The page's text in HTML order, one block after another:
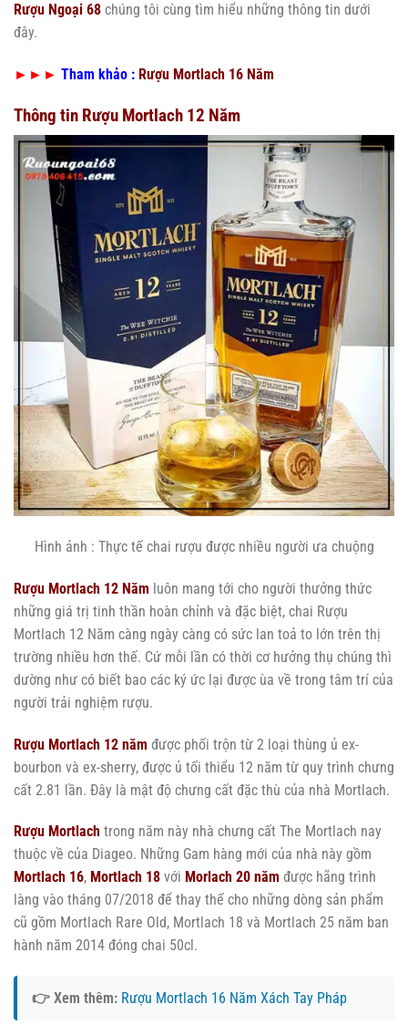
Rượu Ngoại 68 chúng tôi cùng tìm hiểu những thông tin dưới
đây.
►►► Tham khảo : Rượu Mortlach 16 Năm
Thông tin Rượu Mortlach 12 Năm
Hình ảnh : Thực tế chai rượu được nhiều người ưa chuộng
Rượu Mortlach 12 Năm luôn mang tới cho người thưởng thức
những giá trị tinh thần hoàn chỉnh và đặc biệt, chai Rượu
Mortlach 12 Năm càng ngày càng có sức lan toả to lớn trên thị
trường nhiều hơn thế. Cứ mỗi lần có thời cơ hưởng thụ chúng thì
dường như có biết bao các ký ức lại được ùa về trong tâm trí của
người trải nghiệm rượu.
Rượu Mortlach 12 năm được phối trộn từ 2 loại thùng ủ ex-
bourbon và ex-sherry, được ủ tối thiểu 12 năm từ quy trình chưng
cất 2.81 lần. Đây là mật độ chưng cất đặc thù của nhà Mortlach.
Rượu Mortlach trong năm này nhà chưng cất The Mortlach nay
thuộc về của Diageo. Những Gam hàng mới của nhà này gồm
Mortlach 16, Mortlach 18 với Morlach 20 năm được hãng trình
làng vào tháng 07/2018 để thay thế cho những dòng sản phẩm
cũ gồm Mortlach Rare Old, Mortlach 18 và Mortlach 25 năm ban
hành năm 2014 đóng chai 50cl.
👉 Xem thêm: Rượu Mortlach 16 Năm Xách Tay Pháp